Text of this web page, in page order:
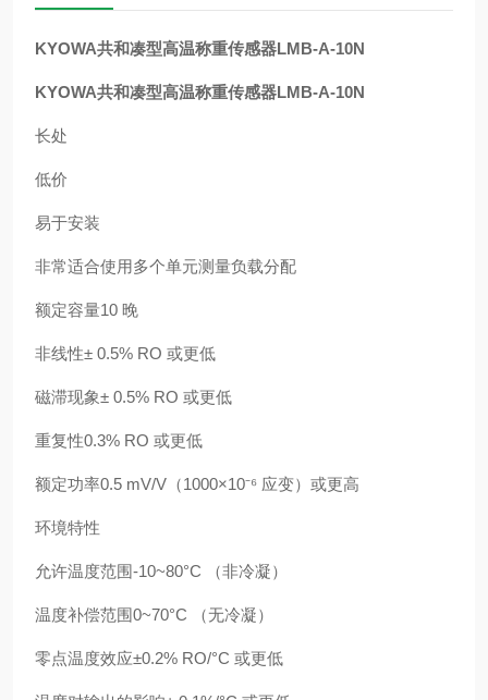
KYOWA共和凑型高温称重传感器LMB-A-10N
KYOWA共和凑型高温称重传感器LMB-A-10N
长处
低价
易于安装
非常适合使用多个单元测量负载分配
额定容量10 晚
非线性± 0.5% RO 或更低
磁滞现象± 0.5% RO 或更低
重复性0.3% RO 或更低
额定功率0.5 mV/V（1000×10⁻⁶ 应变）或更高
环境特性
允许温度范围-10~80°C （非冷凝）
温度补偿范围0~70°C （无冷凝）
零点温度效应±0.2% RO/°C 或更低